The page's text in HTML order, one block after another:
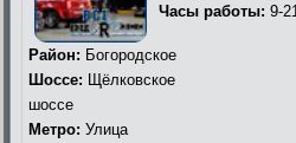
Часы работы: 9-
Район: Богородское
Шоссе: Щёлковское
шоссе
Метро: Улица